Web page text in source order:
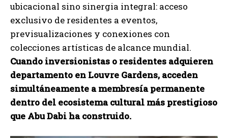
ubicacional sino sinergia integral: acceso
exclusivo de residentes a eventos,
previsualizaciones y conexiones con
colecciones artísticas de alcance mundial.
Cuando inversionistas o residentes adquieren
departamento en Louvre Gardens, acceden
simultáneamente a membresía permanente
dentro del ecosistema cultural más prestigioso
que Abu Dabi ha construido.